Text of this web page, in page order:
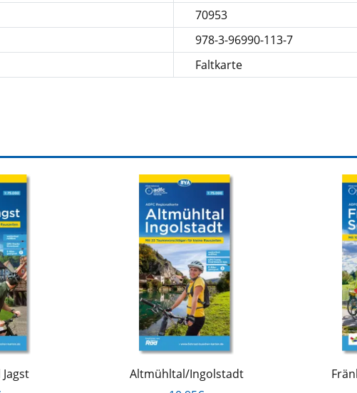
70953
978-3-96990-113-7
Faltkarte
Altmühltal/Ingolstadt